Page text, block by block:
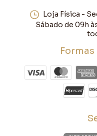
Loja Física -
Sábado de 09h